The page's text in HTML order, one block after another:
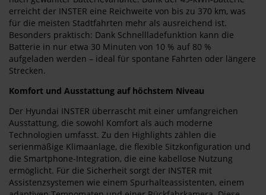
erreicht der INSTER eine Reichweite von bis zu 370 km, was
für die meisten Stadtfahrten mehr als ausreichend ist.
Besonders praktisch: Dank Schnellladefunktion kann die
Batterie in nur etwa 30 Minuten von 10 % auf 80 %
aufgeladen werden – ideal für spontane Fahrten oder längere
Strecken.
Komfort und Ausstattung auf höchstem Niveau
Der Hyundai INSTER überrascht mit einer umfangreichen
Ausstattung, die sowohl Komfort als auch moderne
Technologien umfasst. Zu den Highlights zählen die
serienmäßige Klimaanlage, die flexible Sitzkonfiguration und
die Smartphone-Integration, die eine kabellose Nutzung
ermöglicht. Für die Sicherheit sorgt der INSTER mit
Assistenzsystemen wie einem Spurhalteassistenten, einem